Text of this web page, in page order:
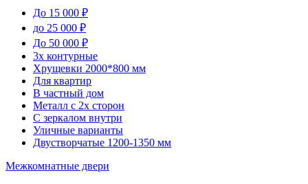
До 15 000 ₽
до 25 000 ₽
До 50 000 ₽
3х контурные
Хрущевки 2000*800 мм
Для квартир
В частный дом
Металл с 2х сторон
С зеркалом внутри
Уличные варианты
Двустворчатые 1200-1350 мм
Межкомнатные двери